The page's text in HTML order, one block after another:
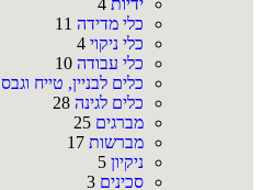
כלי מדידה 11
כלי ניקוי 4
כלי עבודה 10
כלים לבניין, טייח וגבס
כלים לגינה 28
מברגים 25
מברשות 17
ניקיון 5
סכינים 3